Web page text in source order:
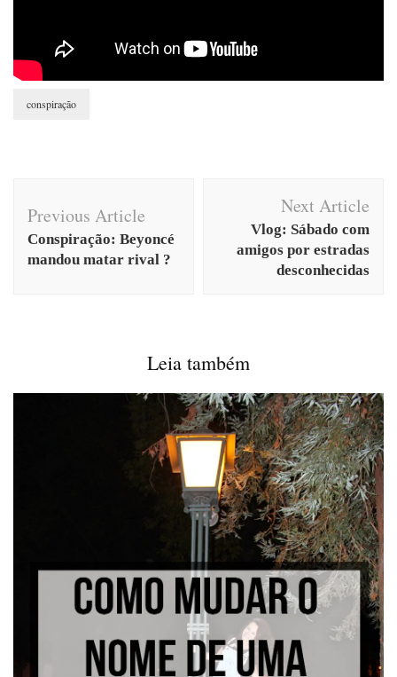
conspiração
Navigation
Previous Article
Conspiração: Beyoncé
mandou matar rival ?
Next Article
Vlog: Sábado com
amigos por estradas
desconhecidas
Leia também